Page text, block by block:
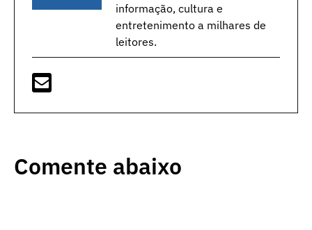
informação, cultura e
entretenimento a milhares de
leitores.
Comente abaixo